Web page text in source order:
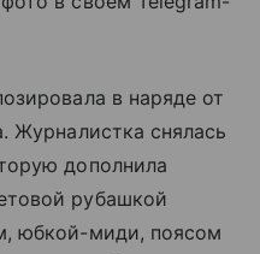
в наряде от
Журналистка снялась
дополнила
рубашкой
юбкой-миди, поясом